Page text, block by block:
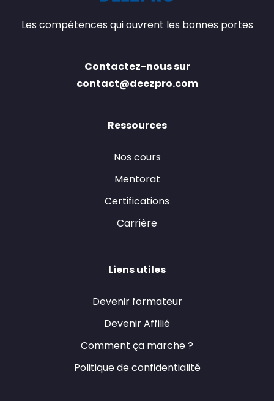
Les compétences qui ouvrent les bonnes portes
Contactez-nous sur
contact@deezpro.com
Ressources
Nos cours
Mentorat
Certifications
Carrière
Liens utiles
Devenir formateur
Devenir Affilié
Comment ça marche ?
Politique de confidentialité